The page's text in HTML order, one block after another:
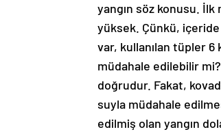
yangın söz konusu.
yüksek. Çünkü,
var, kullanılan tüpler
müdahale edilebilir
doğrudur. Fakat,
suyla müdahale
edilmiş olan yangın